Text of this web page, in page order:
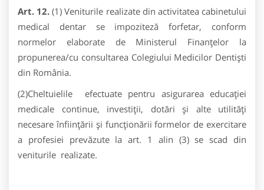
Art. 12.(1) Veniturile realizate din activitatea cabinetului
medical dentar se impoziteză forfetar, conform
normelor elaborate de Ministerul Finanţelor la
propunerea/cu consultarea Colegiului Medicilor Dentişti
din România.
(2)Cheltuielile efectuate pentru asigurarea educației
medicale continue, investiţii, dotări şi alte utilităţi
necesare înfiinţării şi funcţionării formelor de exercitare
a profesiei prevăzute la art. 1 alin (3) se scad din
veniturile realizate.